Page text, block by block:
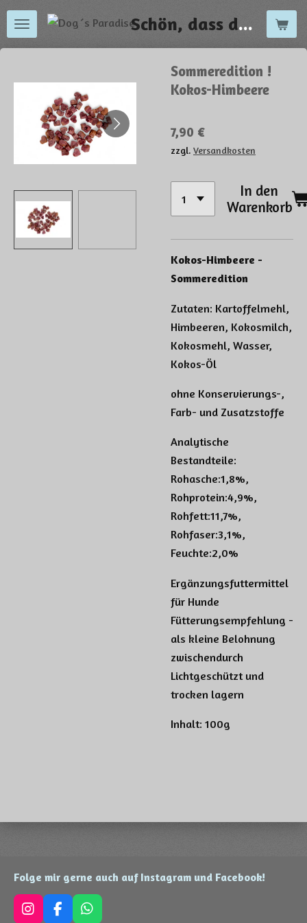
Zum
Hauptinhalt
springen
Schön, dass du da bist !
Sommeredition !
Kokos-Himbeere
7,90 €
zzgl. Versandkosten
In den
Warenkorb
Kokos-Himbeere -
Sommeredition
Zutaten: Kartoffelmehl,
Himbeeren, Kokosmilch,
Kokosmehl, Wasser,
Kokos-Öl
ohne Konservierungs-,
Farb- und Zusatzstoffe
Analytische
Bestandteile:
Rohasche:1,8%,
Rohprotein:4,9%,
Rohfett:11,7%,
Rohfaser:3,1%,
Feuchte:2,0%
Ergänzungsfuttermittel
für Hunde
Fütterungsempfehlung -
als kleine Belohnung
zwischendurch
Lichtgeschützt und
trocken lagern
Inhalt: 100g
Folge mir gerne auch auf Instagram und Facebook!
I
F
W